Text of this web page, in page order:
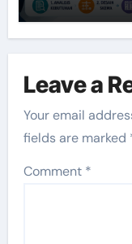
Leave a
Your email
fields are marked
Comment *